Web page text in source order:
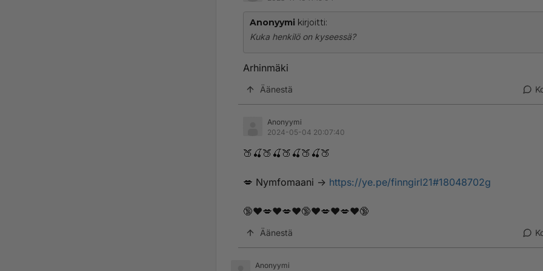
Anonyymi kirjoitti:
Kuka henkilö on kyseessä?
Arhinmäki
Äänestä
Anonyymi
2024-05-04 20:07:40
🍑🍒🍑🍒🍑🍒🍑🍒🍑
💋 ­­­N­­­y­m­­f­o­­­m­­­a­­a­n­­i -> https://ye.pe/finngirl21#18048702g
🔞❤️💋❤️💋❤️🔞❤️💋❤️💋❤️🔞
Äänestä
Anonyymi